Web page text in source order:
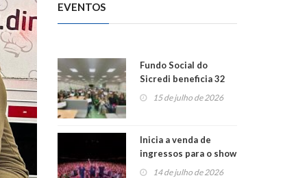
EVENTOS
Fundo Social do
Sicredi beneficia 32
projetos em
15 de julho de 2026
Inicia a venda de
ingressos para o show
do Jota Quest nos 45
14 de julho de 2026